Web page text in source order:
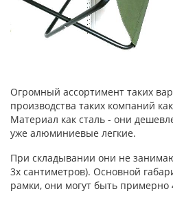
Огромный ассортимент таких
производства таких компаний
Материал как сталь - они
уже алюминиевые легкие.
При складывании они не
3х сантиметров). Основной
рамки, они могут быть примерно